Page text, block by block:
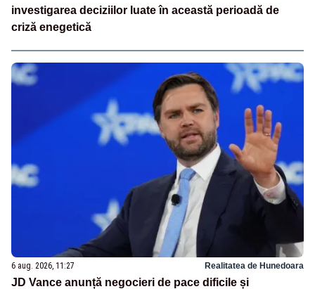
investigarea deciziilor luate în această perioadă de
criză enegetică
6 aug. 2026, 11:27 Realitatea de Hunedoara
JD Vance anunță negocieri de pace dificile și